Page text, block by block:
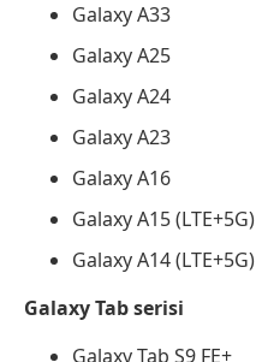
Galaxy A33
Galaxy A25
Galaxy A24
Galaxy A23
Galaxy A16
Galaxy A15 (LTE+5G)
Galaxy A14 (LTE+5G)
Galaxy Tab serisi
Galaxy Tab S9 FE+